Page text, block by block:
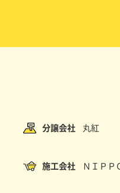
分譲会社 丸紅
施工会社 ＮＩＰＰ